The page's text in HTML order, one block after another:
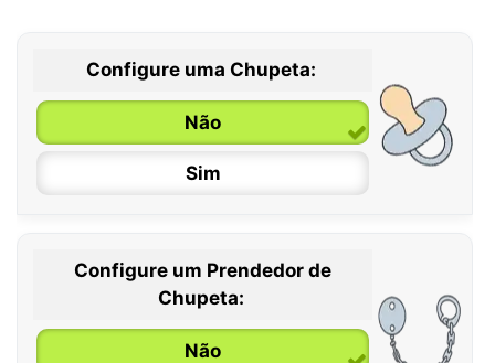
Configure uma Chupeta:
Não
Sim
0 / 6 meses
6 / 36 meses
Configure um Prendedor de
Chupeta:
Não